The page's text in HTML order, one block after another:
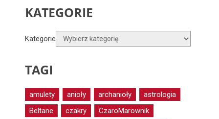
KATEGORIE
Kategorie
TAGI
amulety anioły archanioły
astrologia
Beltane
czakry
CzaroMarownik